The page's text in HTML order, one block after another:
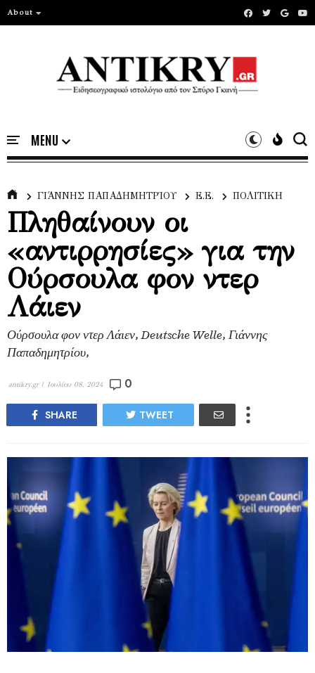
About
ΓΙΆΝΝΗΣ ΠΑΠΑΔΗΜΗΤΡΊΟΥ Ε.Ε. ΠΟΛΙΤΙΚΗ
Πληθαίνουν οι
«αντιρρησίες» για την
Ούρσουλα φον ντερ
Λάιεν
Ούρσουλα φον ντερ Λάιεν, Deutsche Welle, Γιάννης
Παπαδημητρίου,
antikry.gr | Ιουλίου 08, 2024 0
SHARE TWEET